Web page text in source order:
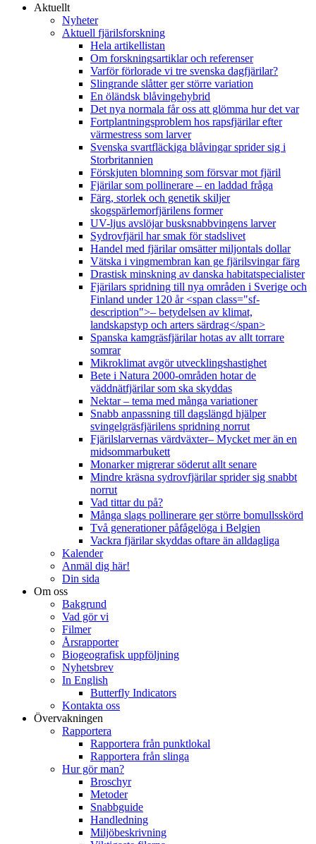
Aktuellt
Nyheter
Aktuell fjärilsforskning
Hela artikellistan
Om forskningsartiklar och referenser
Varför förlorade vi tre svenska dagfjärilar?
Slingrande slåtter ger större variation
En öländsk blåvingehybrid
Det nya normala får oss att glömma hur det var
Fortplantningsproblem hos rapsfjärilar efter
värmestress som larver
Svenska svartfläckiga blåvingar sprider sig i
Storbritannien
Förskjuten blomning som försvar mot fjäril
Fjärilar som pollinerare – en laddad fråga
Färg, storlek och genetik skiljer
skogspärlemorfjärilens former
UV-ljus avslöjar busksnabbvingens larver
Sydrovfjäril har smak för stadslivet
Handel med fjärilar omsätter miljontals dollar
Vätska i vingmembran kan ge fjärilsvingar färg
Drastisk minskning av danska habitatspecialister
Fjärilars spridning till nya områden i Sverige och
Finland under 120 år <span class="sf-
description">– betydelsen av klimat,
landskapstyp och arters särdrag</span>
Spanska kamgräsfjärilar hotas av allt torrare
somrar
Mikroklimat avgör utvecklingshastighet
Bete i Natura 2000-områden hotar de
väddnätfjärilar som ska skyddas
Nektar – tema med många variationer
Snabb anpassning till dagslängd hjälper
svingelgräsfjärilens spridning norrut
Fjärilslarvernas värdväxter– Mycket mer än en
midsommarbukett
Monarker migrerar söderut allt senare
Mindre kräsna sydrovfjärilar sprider sig snabbt
norrut
Vad tittar du på?
Många slags pollinerare ger större bomullsskörd
Två generationer påfågelöga i Belgien
Vackra fjärilar skyddas oftare än alldagliga
Kalender
Anmäl dig här!
Din sida
Om oss
Bakgrund
Vad gör vi
Filmer
Årsrapporter
Biogeografisk uppföljning
Nyhetsbrev
In English
Butterfly Indicators
Kontakta oss
Övervakningen
Rapportera
Rapportera från punktlokal
Rapportera från slinga
Hur gör man?
Broschyr
Metoder
Snabbguide
Handledning
Miljöbeskrivning